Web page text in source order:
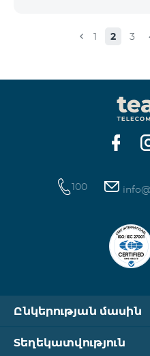
էջին։ Ստուգումը
կերպով։ Խնդրում ենք
Captcha հղումն
համապատասխան
ցանցին միացված
ը պետք է անջատված
1 2 3
100
Ընկերության մասին
Տեղեկատվություն